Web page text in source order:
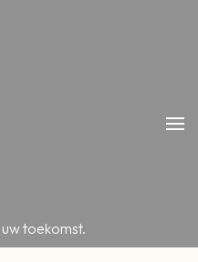
toekomst.